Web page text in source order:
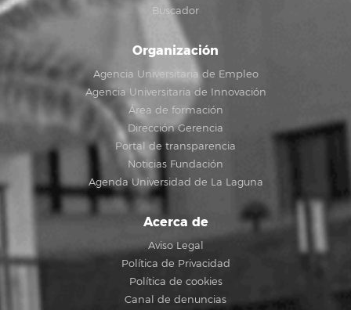
Buscador
Organización
Agencia Universitaria de Empleo
Agencia Universitaria de Innovación
Área de formación
Dirección Gerencia
Portal de transparencia
Noticias Fundación
Agenda Universidad de La Laguna
Acerca de
Aviso Legal
Política de Privacidad
Política de cookies
Canal de denuncias